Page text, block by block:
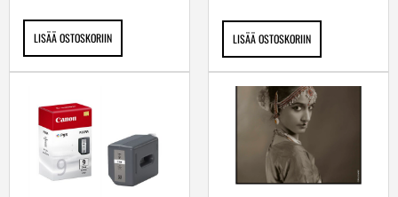
LISÄÄ OSTOSKORIIN LISÄÄ OSTOSKORIIN